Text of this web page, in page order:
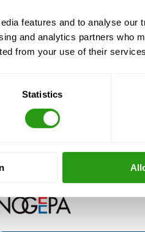
features and to analyse our
and analytics partners who
from your use of their
Statistics